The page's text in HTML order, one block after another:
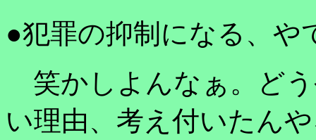
●犯罪の抑制になる、や
笑かしよんなぁ。ど
い理由、考え付いたん